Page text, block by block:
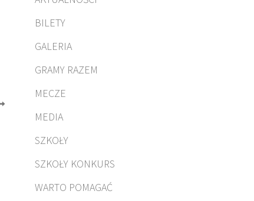
BILETY
GALERIA
GRAMY RAZEM
MECZE
MEDIA
SZKOŁY
SZKOŁY KONKURS
WARTO POMAGAĆ